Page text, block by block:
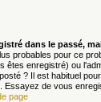
dans le passé,
probables pour ce
êtes enregistré) ou
? Il est habituel
Essayez de vous
page